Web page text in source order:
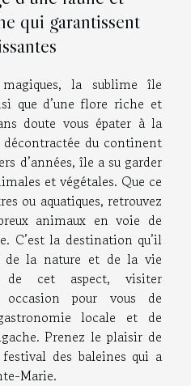
qui garantissent
la sublime île
que d’une flore riche et
doute vous épater à la
décontractée du continent
d’années, île a su garder
et végétales. Que ce
ou aquatiques, retrouvez
animaux en voie de
C’est la destination qu’il
de la nature et de la vie
de cet aspect, visiter
occasion pour vous de
locale et de
Prenez le plaisir de
des baleines qui a
Marie.